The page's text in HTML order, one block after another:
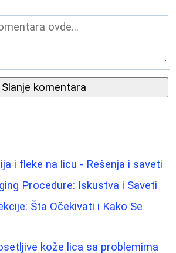
Slanje komentara
i fleke na licu - Rešenja i saveti
Procedure: Iskustva i Saveti
Šta Očekivati i Kako Se
kože lica sa problemima